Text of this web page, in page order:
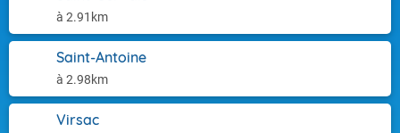
à 2.91km
Saint-Antoine
à 2.98km
Virsac